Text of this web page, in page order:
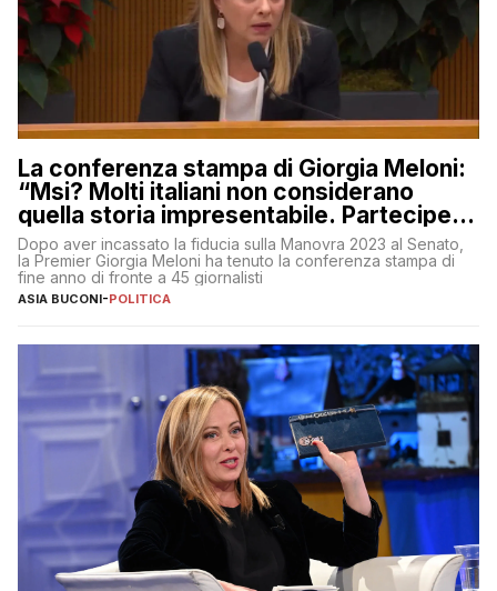
La conferenza stampa di Giorgia Meloni:
“Msi? Molti italiani non considerano
quella storia impresentabile. Parteciperò
al 25 aprile”
Dopo aver incassato la fiducia sulla Manovra 2023 al Senato,
la Premier Giorgia Meloni ha tenuto la conferenza stampa di
fine anno di fronte a 45 giornalisti
ASIA BUCONI-POLITICA